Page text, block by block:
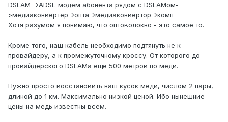
DSLAM ->ADSL-модем абонента рядом с DSLAMом-
>медиаконвертер->опта->медиаконвертор->комп
Хотя разумом я понимаю, что оптоволокно - это самое то.
Кроме того, наш кабель необходимо подтянуть не к
провайдеру, а к промежуточному кроссу. От которого до
провайдерского DSLAMа ещё 500 метров по меди.
Нужно просто восстановить наш кусок меди, числом 2 пары,
длиной до 1 км. Максимально низкой ценой. Ибо нынешние
цены на медь известны всем.